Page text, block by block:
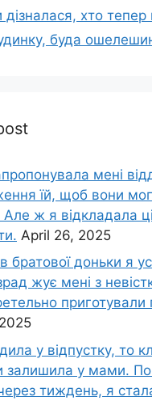
дізналася, хто
буда
мені
їй, щоб вони
Але ж я відкладала
April 26, 2025
братової доньки я
жує мені з
приготували
у відпустку, то
залишила у мами.
тиждень, я